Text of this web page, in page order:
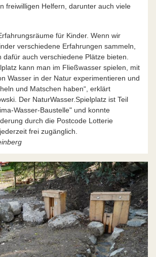
freiwilligen Helfern, darunter auch viele
für Kinder. Wenn wir
verschiedene Erfahrungen sammeln,
dafür auch verschiedene Plätze bieten.
kann man im Fließwasser spielen, mit
Wasser in der Natur experimentieren und
und Matschen haben“, erklärt
Der NaturWasser.Spielplatz ist Teil
Wasser-Baustelle" und konnte
durch die Postcode Lotterie
frei zugänglich.